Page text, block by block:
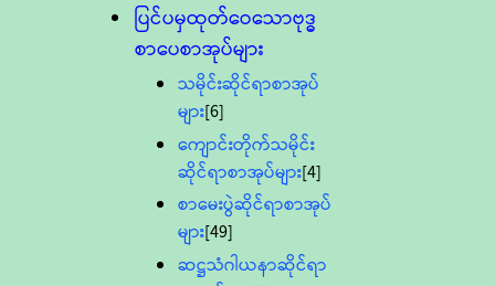
ပြင်ပမှထုတ်ဝေသောဗုဒ္ဓ
စာပေစာအုပ်များ
သမိုင်းဆိုင်ရာစာအုပ်
များ[6]
ကျောင်းတိုက်သမိုင်း
ဆိုင်ရာစာအုပ်များ[4]
စာမေးပွဲဆိုင်ရာစာအုပ်
များ[49]
ဆဋ္ဌသံဂါယနာဆိုင်ရာ